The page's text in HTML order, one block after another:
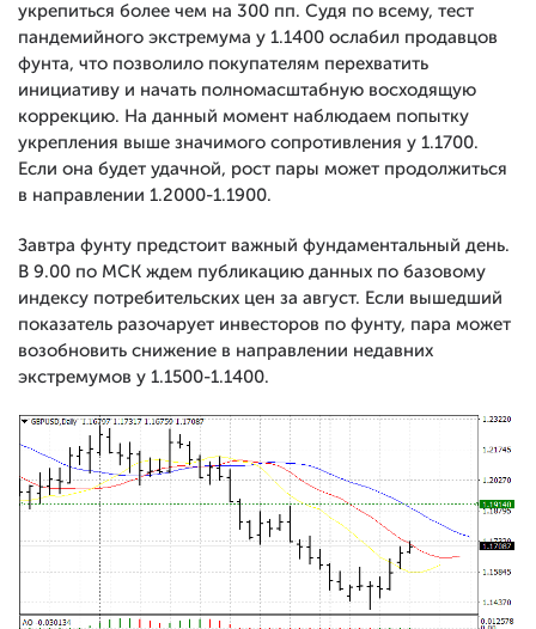
укрепиться более чем на 300 пп. Судя по всему, тест
пандемийного экстремума у 1.1400 ослабил продавцов
фунта, что позволило покупателям перехватить
инициативу и начать полномасштабную восходящую
коррекцию. На данный момент наблюдаем попытку
укрепления выше значимого сопротивления у 1.1700.
Если она будет удачной, рост пары может продолжиться
в направлении 1.2000-1.1900.
Завтра фунту предстоит важный фундаментальный день.
В 9.00 по МСК ждем публикацию данных по базовому
индексу потребительских цен за август. Если вышедший
показатель разочарует инвесторов по фунту, пара может
возобновить снижение в направлении недавних
экстремумов у 1.1500-1.1400.